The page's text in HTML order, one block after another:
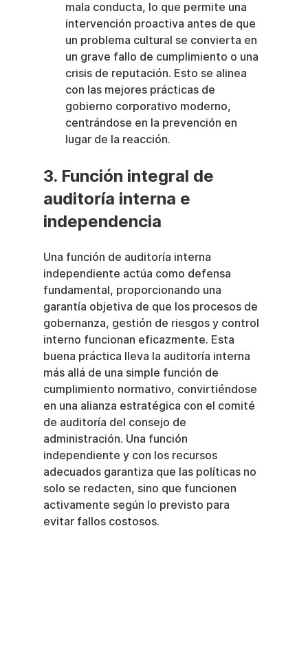
mala conducta, lo que permite una
intervención proactiva antes de que
un problema cultural se convierta en
un grave fallo de cumplimiento o una
crisis de reputación. Esto se alinea
con las mejores prácticas de
gobierno corporativo moderno,
centrándose en la prevención en
lugar de la reacción.
3. Función integral de
auditoría interna e
independencia
Una función de auditoría interna
independiente actúa como defensa
fundamental, proporcionando una
garantía objetiva de que los procesos de
gobernanza, gestión de riesgos y control
interno funcionan eficazmente. Esta
buena práctica lleva la auditoría interna
más allá de una simple función de
cumplimiento normativo, convirtiéndose
en una alianza estratégica con el comité
de auditoría del consejo de
administración. Una función
independiente y con los recursos
adecuados garantiza que las políticas no
solo se redacten, sino que funcionen
activamente según lo previsto para
evitar fallos costosos.